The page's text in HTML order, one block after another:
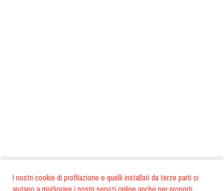
I nostri cookie di profilazione e quelli installati da terze parti ci